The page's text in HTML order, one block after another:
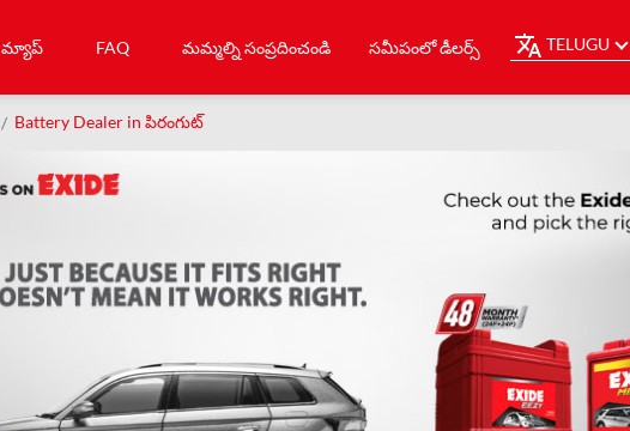
మ్యాప్ FAQ మమ్మల్ని సంప్రదించండి సమీపంలో డీలర్స్ TELUGU
Battery Dealer in పిరంగుట్